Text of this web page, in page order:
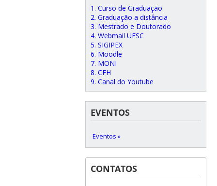
1. Curso de Graduação
2. Graduação a distância
3. Mestrado e Doutorado
4. Webmail UFSC
5. SIGIPEX
6. Moodle
7. MONI
8. CFH
9. Canal do Youtube
EVENTOS
Eventos »
CONTATOS